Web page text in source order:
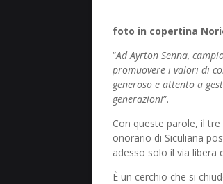
foto in copertina
“Ad Ayrton Senna,
promuovere i valori di
generoso e attento a
generazioni”.
Con queste parole, il
onorario di Siculiana
adesso solo il via libera
È un cerchio che si